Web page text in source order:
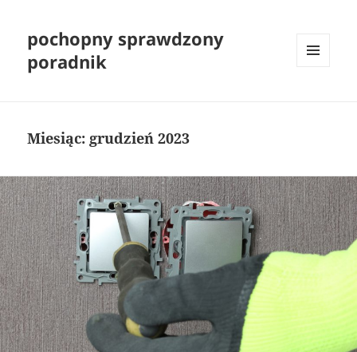
pochopny sprawdzony
poradnik
Miesiąc: grudzień 2023